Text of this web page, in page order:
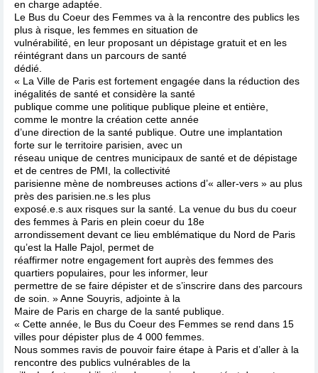
en charge adaptée.
Le Bus du Coeur des Femmes va à la rencontre des publics les
plus à risque, les femmes en situation de
vulnérabilité, en leur proposant un dépistage gratuit et en les
réintégrant dans un parcours de santé
dédié.
« La Ville de Paris est fortement engagée dans la réduction des
inégalités de santé et considère la santé
publique comme une politique publique pleine et entière,
comme le montre la création cette année
d’une direction de la santé publique. Outre une implantation
forte sur le territoire parisien, avec un
réseau unique de centres municipaux de santé et de dépistage
et de centres de PMI, la collectivité
parisienne mène de nombreuses actions d’« aller-vers » au plus
près des parisien.ne.s les plus
exposé.e.s aux risques sur la santé. La venue du bus du coeur
des femmes à Paris en plein coeur du 18e
arrondissement devant ce lieu emblématique du Nord de Paris
qu’est la Halle Pajol, permet de
réaffirmer notre engagement fort auprès des femmes des
quartiers populaires, pour les informer, leur
permettre de se faire dépister et de s’inscrire dans des parcours
de soin. » Anne Souyris, adjointe à la
Maire de Paris en charge de la santé publique.
« Cette année, le Bus du Coeur des Femmes se rend dans 15
villes pour dépister plus de 4 000 femmes.
Nous sommes ravis de pouvoir faire étape à Paris et d’aller à la
rencontre des publics vulnérables de la